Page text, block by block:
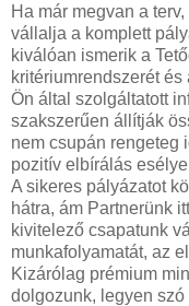
Ha már megvan a
vállalja a komplett
kiválóan ismerik a
kritériumrendszerét
Ön által szolgáltatott
szakszerűen állítják
nem csupán rengeteg
pozitív elbírálás
A sikeres pályázatot
hátra, ám Partnerünk
kivitelező csapatunk
munkafolyamatát, az
Kizárólag prémium
dolgozunk, legyen